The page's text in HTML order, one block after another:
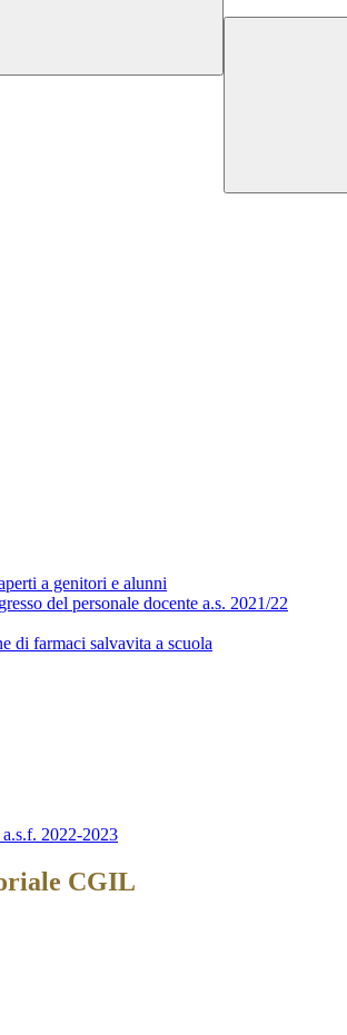
a genitori e alunni
del personale docente a.s. 2021/22
di farmaci salvavita a scuola
2022-2023
CGIL